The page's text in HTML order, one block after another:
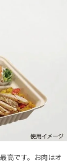
高です。お肉はオ